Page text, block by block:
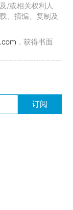
/或相关权利人
、摘编、复制及
，获得书面
订阅